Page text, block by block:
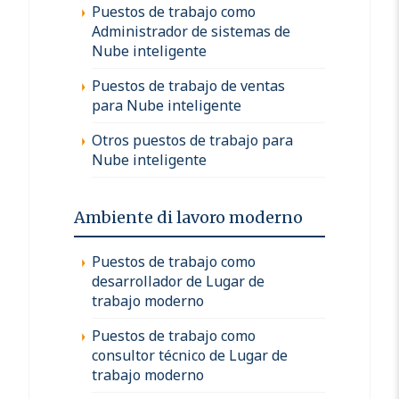
Puestos de trabajo como
Administrador de sistemas de
Nube inteligente
Puestos de trabajo de ventas
para Nube inteligente
Otros puestos de trabajo para
Nube inteligente
Ambiente di lavoro moderno
Puestos de trabajo como
desarrollador de Lugar de
trabajo moderno
Puestos de trabajo como
consultor técnico de Lugar de
trabajo moderno